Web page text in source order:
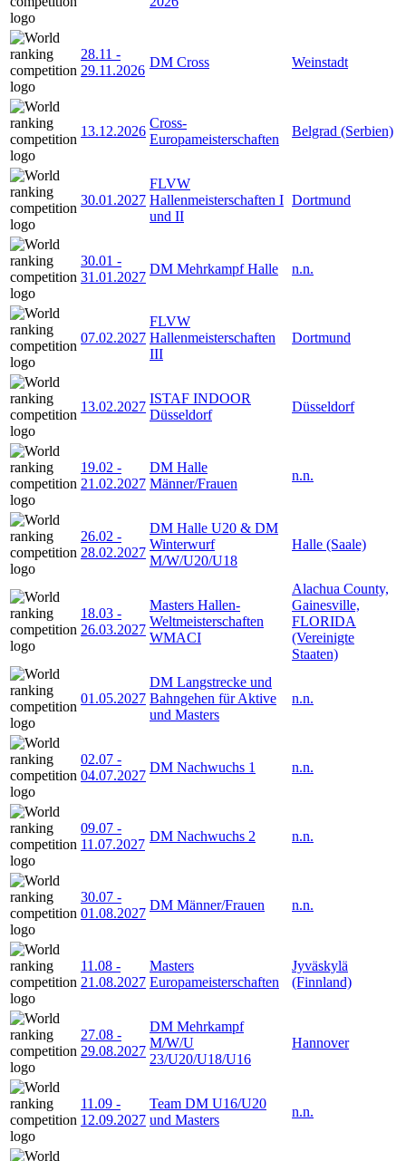
28.11 -
29.11.2026
DM Cross Weinstadt
13.12.2026
Cross-
Europameisterschaften
Belgrad (Serbien)
30.01.2027
FLVW
Hallenmeisterschaften I
und II
Dortmund
30.01 -
31.01.2027
DM Mehrkampf Halle n.n.
07.02.2027
FLVW
Hallenmeisterschaften
III
Dortmund
13.02.2027
ISTAF INDOOR
Düsseldorf
Düsseldorf
19.02 -
21.02.2027
DM Halle
Männer/Frauen
n.n.
26.02 -
28.02.2027
DM Halle U20 & DM
Winterwurf
M/W/U20/U18
Halle (Saale)
18.03 -
26.03.2027
Masters Hallen-
Weltmeisterschaften
WMACI
Alachua County,
Gainesville,
FLORIDA
(Vereinigte
Staaten)
01.05.2027
DM Langstrecke und
Bahngehen für Aktive
und Masters
n.n.
02.07 -
04.07.2027
DM Nachwuchs 1 n.n.
09.07 -
11.07.2027
DM Nachwuchs 2 n.n.
30.07 -
01.08.2027
DM Männer/Frauen n.n.
11.08 -
21.08.2027
Masters
Europameisterschaften
Jyväskylä
(Finnland)
27.08 -
29.08.2027
DM Mehrkampf
M/W/U
23/U20/U18/U16
Hannover
11.09 -
12.09.2027
Team DM U16/U20
und Masters
n.n.